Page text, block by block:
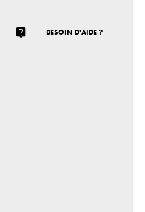
BESOIN D'AIDE ?